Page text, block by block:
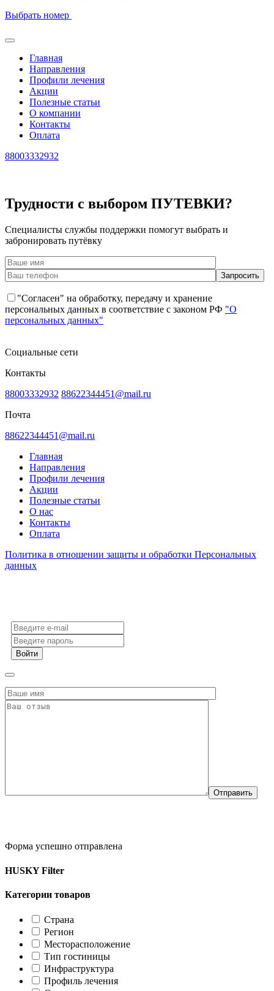
Выбрать номер
Главная
Направления
Профили лечения
Акции
Полезные статьи
О компании
Контакты
Оплата
88003332932
Трудности с выбором ПУТЕВКИ?
Специалисты службы поддержки помогут выбрать и
забронировать путёвку
"Согласен" на обработку, передачу и хранение
персональных данных в соответствие с законом РФ "О
персональных данных"
Социальные сети
Контакты
88003332932 88622344451@mail.ru
Почта
88622344451@mail.ru
Главная
Направления
Профили лечения
Акции
Полезные статьи
О нас
Контакты
Оплата
Политика в отношении защиты и обработки Персональных
данных
Войти
Форма успешно отправлена
HUSKY Filter
Категории товаров
Страна
Регион
Месторасположение
Тип гостиницы
Инфраструктура
Профиль лечения